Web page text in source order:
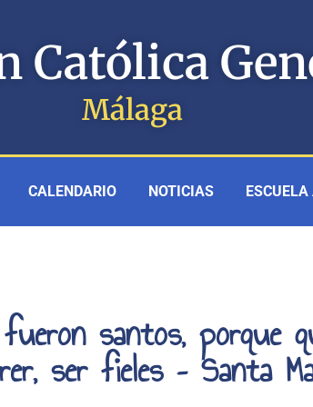
Católica
Málaga
CALENDARIO NOTICIAS
santos, porque
ser fieles – Santa